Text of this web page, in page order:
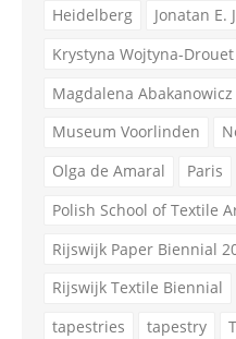
Heidelberg
Jonatan E.
Krystyna Wojtyna-Drouet
Magdalena Abakanowicz
Museum Voorlinden
Olga de Amaral
Paris
Polish School of Textile
Rijswijk Paper Biennial
Rijswijk Textile Biennial
tapestries
tapestry